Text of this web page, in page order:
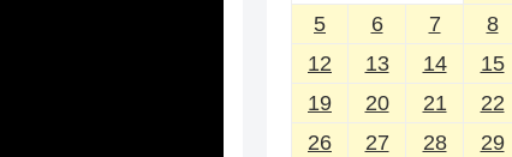
5
6 7 8
12
13 14 15
19
20 21 22
26
27 28 29